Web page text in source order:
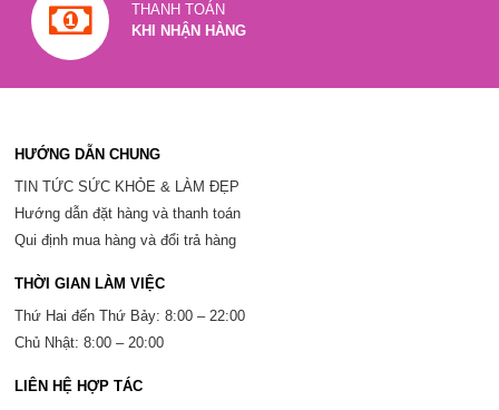
THANH TOÁN
KHI NHẬN HÀNG
HƯỚNG DẪN CHUNG
TIN TỨC SỨC KHỎE & LÀM ĐẸP
Hướng dẫn đặt hàng và thanh toán
Qui định mua hàng và đổi trả hàng
THỜI GIAN LÀM VIỆC
Thứ Hai đến Thứ Bảy: 8:00 – 22:00
Chủ Nhật: 8:00 – 20:00
LIÊN HỆ HỢP TÁC